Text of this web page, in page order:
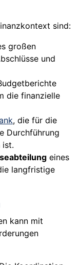
sind:
großen
und
die finanzielle
, die für die
Durchführung
ist.
eines
langfristige
kann mit